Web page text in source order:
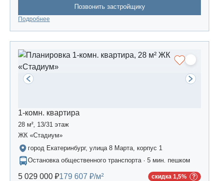
Позвонить застройщику
Подробнее
1-комн. квартира
28 м², 13/31 этаж
ЖК «Стадиум»
город Екатеринбург, улица 8 Марта, корпус 1
Остановка общественного транспорта · 5 мин. пешком
5 029 000 ₽179 607 ₽/м² скидка 1,5%